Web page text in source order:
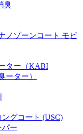
臭
ノゾーンコート モビ
ター（KABI
ーター）
グコート (USC)
パー